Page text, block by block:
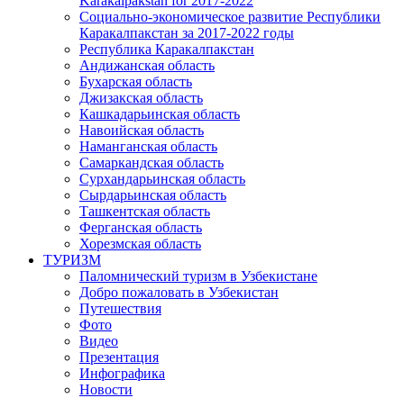
Социально-экономическое развитие Республики
Каракалпакстан за 2017-2022 годы
Республика Каракалпакстан
Андижанская область
Бухарская область
Джизакская область
Кашкадарьинская область
Навоийская область
Наманганская область
Самаркандская область
Сурхандарьинская область
Сырдарьинская область
Ташкентская область
Ферганская область
Хорезмская область
ТУРИЗМ
Паломнический туризм в Узбекистане
Добро пожаловать в Узбекистан
Путешествия
Фото
Видео
Презентация
Инфографика
Новости